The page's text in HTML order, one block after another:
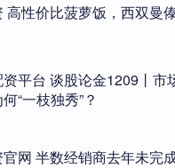
高性价比菠萝饭，西双曼
资平台 谈股论金1209丨市
“一枝独秀”？
网 半数经销商去年未完